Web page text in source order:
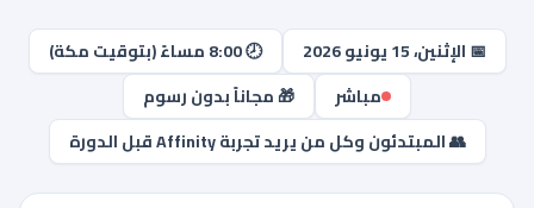
📅 الإثنين، 15 يونيو 2026
🕗 8:00 مساءً (بتوقيت مكة)
مباشر
🎁 مجاناً بدون رسوم
👥 المبتدئون وكل من يريد تجربة Affinity قبل الدورة